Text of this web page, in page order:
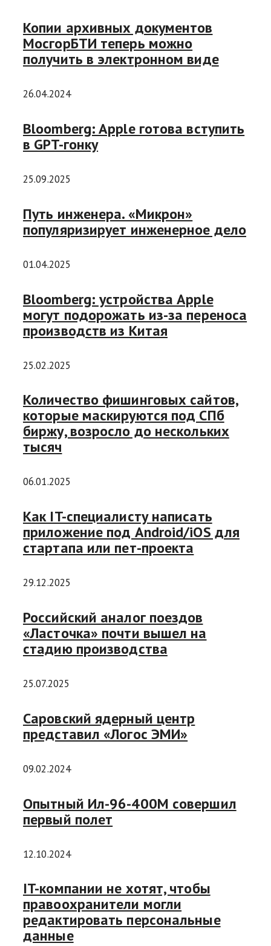
Копии архивных документов
МосгорБТИ теперь можно
получить в электронном виде
26.04.2024
Bloomberg: Apple готова вступить
в GPT-гонку
25.09.2025
Путь инженера. «Микрон»
популяризирует инженерное дело
01.04.2025
Bloomberg: устройства Apple
могут подорожать из-за переноса
производств из Китая
25.02.2025
Количество фишинговых сайтов,
которые маскируются под СПб
биржу, возросло до нескольких
тысяч
06.01.2025
Как IT-специалисту написать
приложение под Android/iOS для
стартапа или пет-проекта
29.12.2025
Российский аналог поездов
«Ласточка» почти вышел на
стадию производства
25.07.2025
Саровский ядерный центр
представил «Логос ЭМИ»
09.02.2024
Опытный Ил-96-400М совершил
первый полет
12.10.2024
IT-компании не хотят, чтобы
правоохранители могли
редактировать персональные
данные